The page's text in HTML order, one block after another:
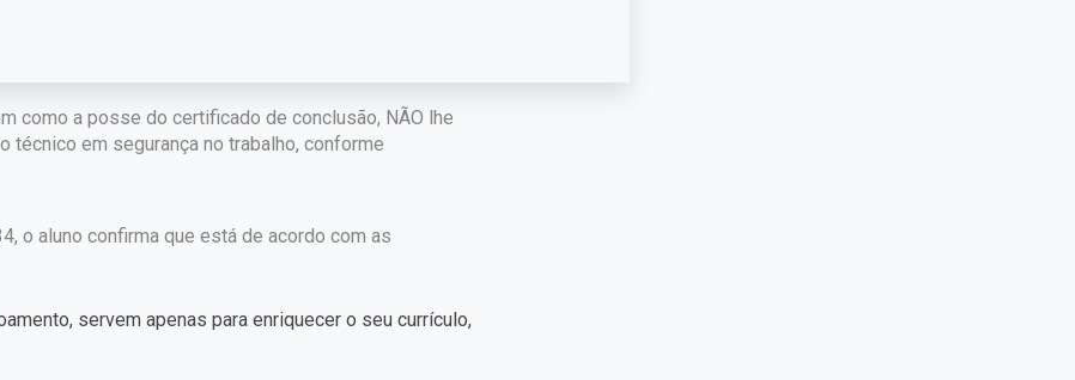
é o estudo e conhecimento da Norma.
como a posse do certificado de conclusão, NÃO lhe
técnico em segurança no trabalho, conforme
o aluno confirma que está de acordo com as
servem apenas para enriquecer o seu currículo,